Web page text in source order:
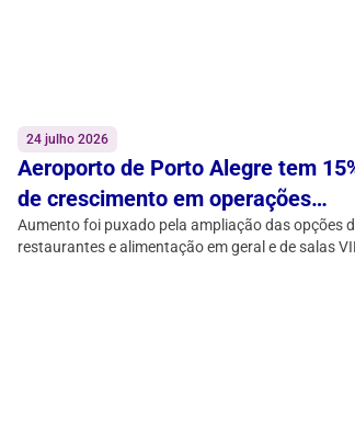
24 julho 2026
Aeroporto de Porto Alegre tem
de crescimento em operações
comerciais
Aumento foi puxado pela ampliação das opções
restaurantes e alimentação em geral e de salas